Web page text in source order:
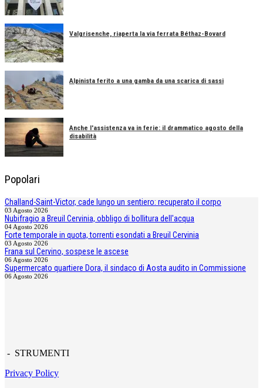
Valgrisenche, riaperta la via ferrata Béthaz-Bovard
Alpinista ferito a una gamba da una scarica di sassi
Anche l'assistenza va in ferie: il drammatico agosto della
disabilità
Popolari
Challand-Saint-Victor, cade lungo un sentiero: recuperato il corpo
03 Agosto 2026
Nubifragio a Breuil Cervinia, obbligo di bollitura dell'acqua
04 Agosto 2026
Forte temporale in quota, torrenti esondati a Breuil Cervinia
03 Agosto 2026
Frana sul Cervino, sospese le ascese
06 Agosto 2026
Supermercato quartiere Dora, il sindaco di Aosta audito in Commissione
06 Agosto 2026
- STRUMENTI
Privacy Policy